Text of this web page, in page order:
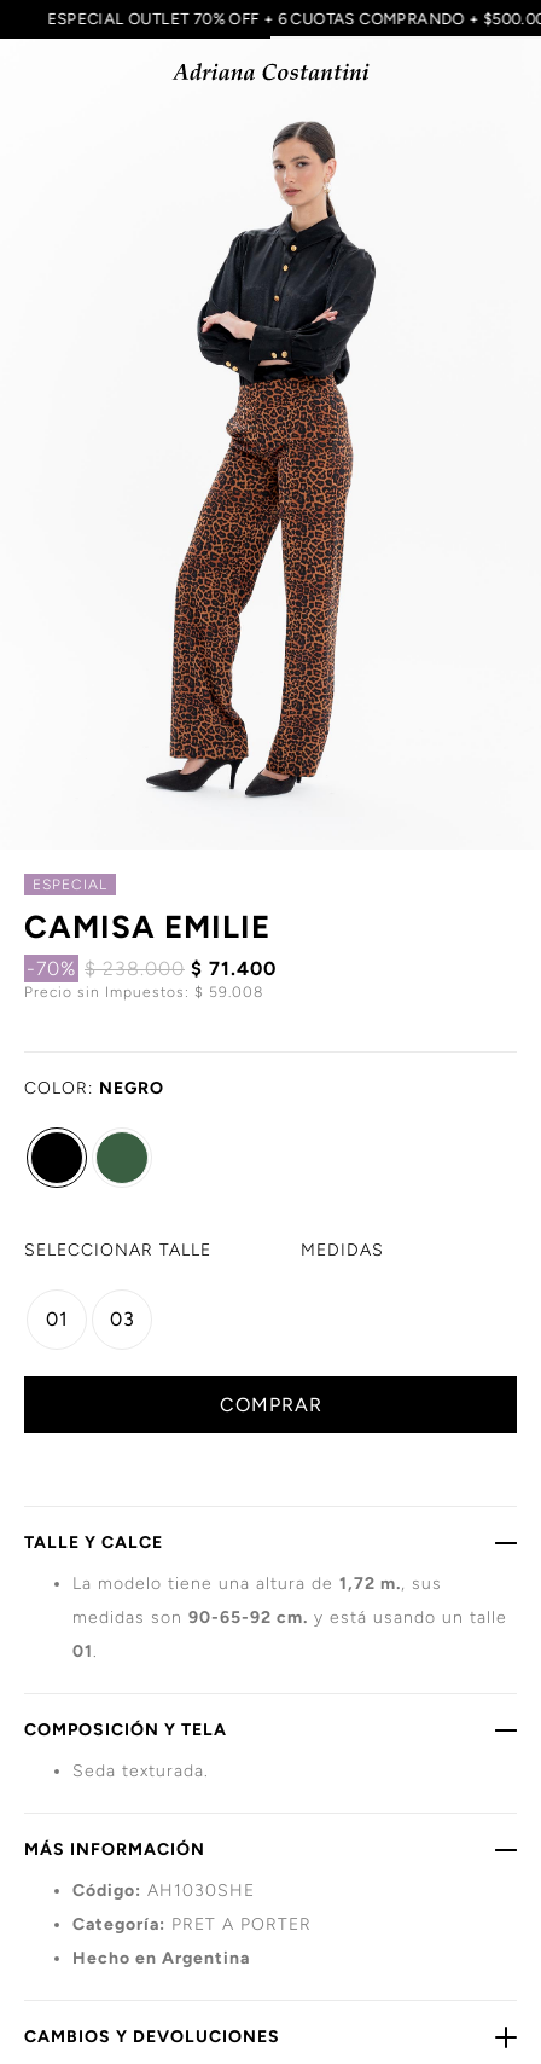
ESPECIAL OUTLET 70% OFF + 6 CUOTAS COMPRANDO +
ESPECIAL
CAMISA EMILIE
-70% $ 238.000 $ 71.400
Precio sin Impuestos: $ 59.008
COLOR: NEGRO
SELECCIONAR TALLE MEDIDAS
01 03
COMPRAR
TALLE Y CALCE
La modelo tiene una altura de 1,72 m., sus
medidas son 90-65-92 cm. y está usando un talle
01.
COMPOSICIÓN Y TELA
Seda texturada.
MÁS INFORMACIÓN
Código: AH1030SHE
Categoría: PRET A PORTER
Hecho en Argentina
CAMBIOS Y DEVOLUCIONES